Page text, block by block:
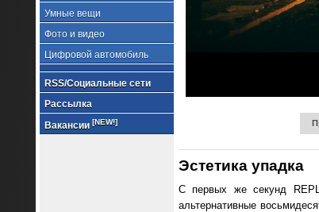
Умные вещи
Фото и видео
Цифровой автомобиль
RSS/Социальные сети
Рассылка
Вакансии [NEW!]
Эстетика упадка
С первых же секунд
альтернативные